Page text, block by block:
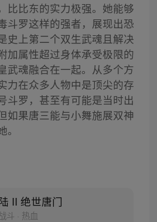
比比东的实力极强。她能够
斗罗这样的强者，展现出恐
史上第二个双生武魂且解决
加属性超过身体承受极限的
武魂融合在一起。从多个方
力在众多人物中是顶尖的存
斗罗，甚至有可能是当时出
如果唐三能与小舞施展双神
II 绝世唐门
斗 · 热血